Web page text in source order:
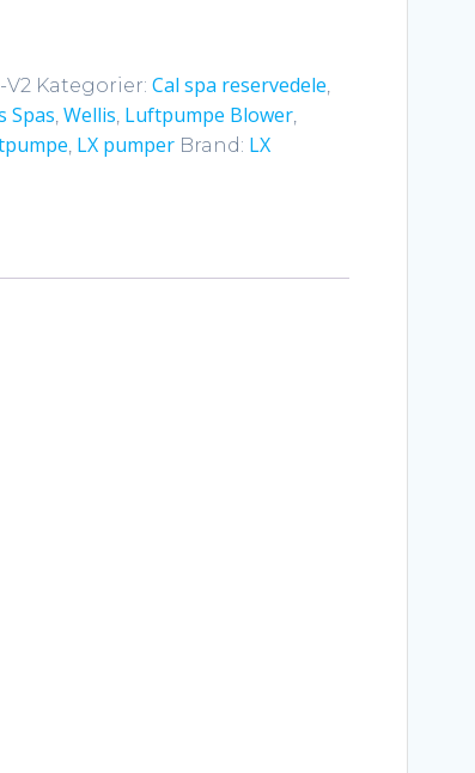
V2 Kategorier: Cal spa reservedele
Spas Wellis Luftpumpe Blower,
LX pumper Brand: LX